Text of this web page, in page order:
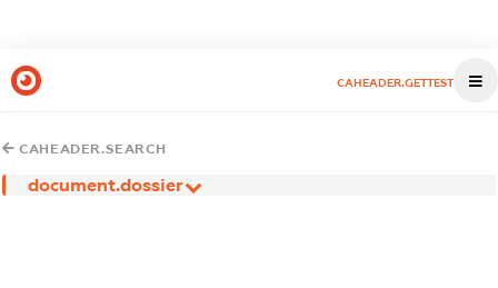
CAHEADER.GETTEST
CAHEADER.SEARCH
document.dossier